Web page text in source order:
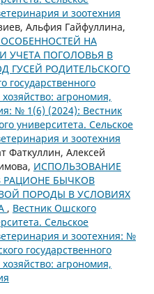
и зоотехния
Альфия Гайфуллина,
НА
УЧЕТА ПОГОЛОВЬЯ В
ГУСЕЙ РОДИТЕЛЬСКОГО
государственного
агрономия,
№ 1(6) (2024): Вестник
университета. Сельское
и зоотехния
Фаткуллин, Алексей
ИСПОЛЬЗОВАНИЕ
БЫЧКОВ
ПОРОДЫ В УСЛОВИЯХ
, Вестник Ошского
Сельское
и зоотехния: №
государственного
агрономия,